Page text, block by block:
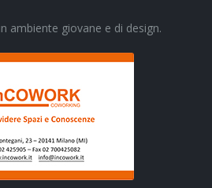
ambiente giovane e di design.